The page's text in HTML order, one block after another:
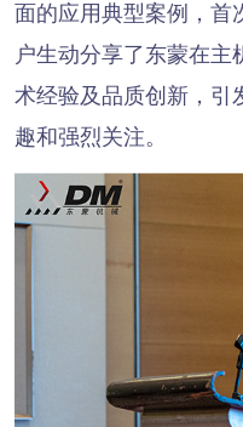
面的应用典型案例，首
户生动分享了东蒙在主
术经验及品质创新，引
趣和强烈关注。